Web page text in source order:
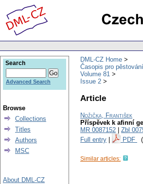
DML-CZ Home
Časopis pro
Volume 81
Issue 2
Article
Nožička, František
Příspěvek k afinní
MR 0087152
Zbl
Full entry
PDF
Similar articles:
Search
Advanced Search
Browse
Collections
Titles
Authors
MSC
About DML-CZ